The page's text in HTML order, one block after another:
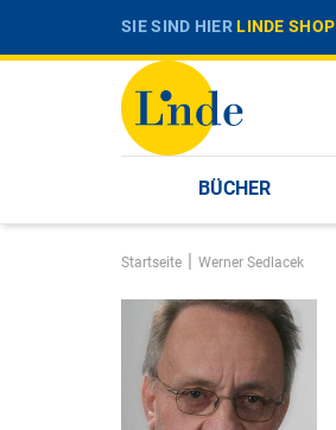
SIE SIND HIERLINDE SHOP
BÜCHER
Startseite | Werner Sedlacek